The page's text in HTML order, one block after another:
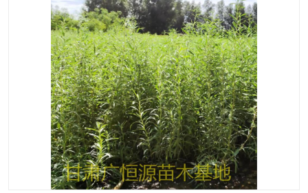
白刺苗
沙枣树 红柳苗
沙棘苗 柽柳苗
砂生槐 四翅滨藜